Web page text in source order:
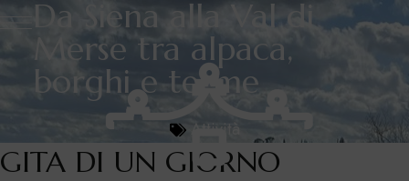
Da Siena alla Val di
Merse tra alpaca,
borghi e terme
Attività
GITA DI UN GIORNO